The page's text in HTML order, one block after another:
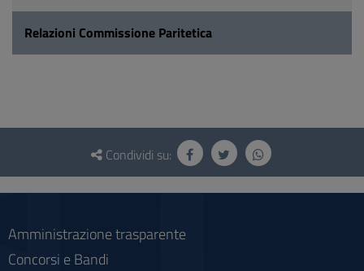
Relazioni Commissione Paritetica
Questionario
social
Condividi su:
Amministrazione trasparente
Concorsi e Bandi